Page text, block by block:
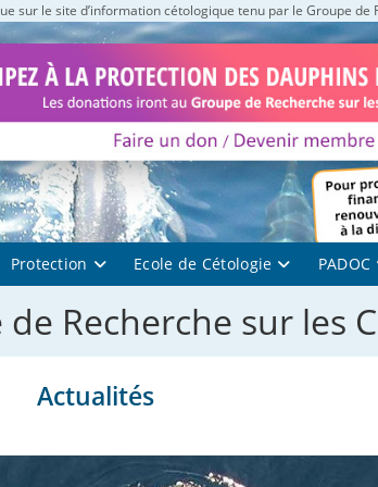
sur le site d’information cétologique tenu par le Groupe de
Protection Ecole de Cétologie PADOC
de Recherche sur les
Actualités